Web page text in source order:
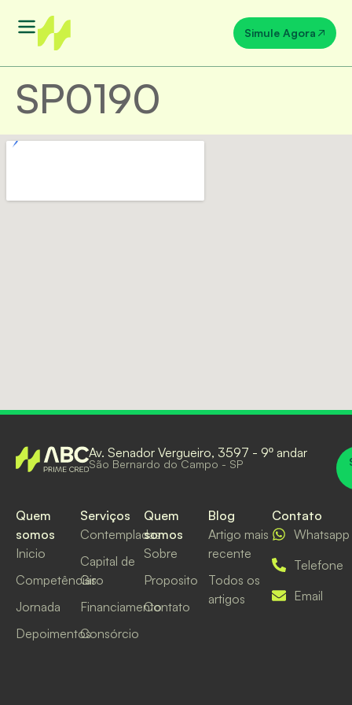
Simule Agora
SP0190
Av. Senador Vergueiro, 3597 - 9º andar
São Bernardo do Campo - SP
Quem
somos
Inicio
Competências
Jornada
Depoimentos
Serviços
Contempladas
Capital de
Giro
Financiamento
Consórcio
Quem
somos
Sobre
Proposito
Contato
Blog
Artigo mais
recente
Todos os
artigos
Contato
Whatsapp
Telefone
Email